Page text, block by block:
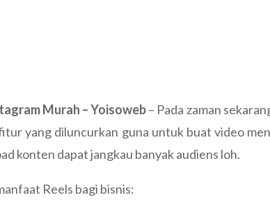
Murah – Yoisoweb– Pada zaman
yang diluncurkan guna untuk buat video
konten dapat jangkau banyak audiens loh.
Reels bagi bisnis: